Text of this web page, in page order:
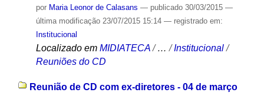
por Maria Leonor de Calasans — publicado30/03/2015 —
última modificação23/07/2015 15:14 — registrado em:
Institucional
Localizado em MIDIATECA /…/Institucional /
Reuniões do CD
Reunião de CD com ex-diretores - 04 de março